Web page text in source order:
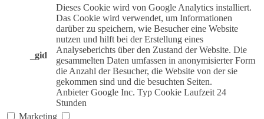
_gid
Dieses Cookie wird von Google Analytics installiert.
Das Cookie wird verwendet, um Informationen
darüber zu speichern, wie Besucher eine Website
nutzen und hilft bei der Erstellung eines
Analyseberichts über den Zustand der Website. Die
gesammelten Daten umfassen in anonymisierter Form
die Anzahl der Besucher, die Website von der sie
gekommen sind und die besuchten Seiten.
Anbieter Google Inc. Typ Cookie Laufzeit 24
Stunden
Marketing